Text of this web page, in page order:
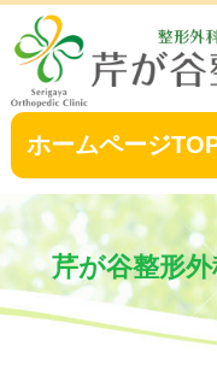
ホームページ
芹が谷整形